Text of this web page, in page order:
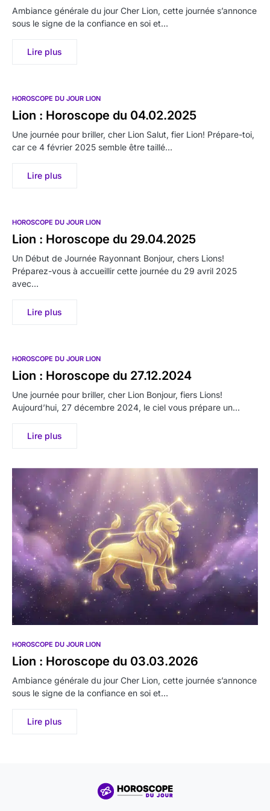
Ambiance générale du jour Cher Lion, cette journée s’annonce
sous le signe de la confiance en soi et…
Lire plus
HOROSCOPE DU JOUR LION
Lion : Horoscope du 04.02.2025
Une journée pour briller, cher Lion Salut, fier Lion! Prépare-toi,
car ce 4 février 2025 semble être taillé…
Lire plus
HOROSCOPE DU JOUR LION
Lion : Horoscope du 29.04.2025
Un Début de Journée Rayonnant Bonjour, chers Lions!
Préparez-vous à accueillir cette journée du 29 avril 2025
avec…
Lire plus
HOROSCOPE DU JOUR LION
Lion : Horoscope du 27.12.2024
Une journée pour briller, cher Lion Bonjour, fiers Lions!
Aujourd’hui, 27 décembre 2024, le ciel vous prépare un…
Lire plus
HOROSCOPE DU JOUR LION
Lion : Horoscope du 03.03.2026
Ambiance générale du jour Cher Lion, cette journée s’annonce
sous le signe de la confiance en soi et…
Lire plus